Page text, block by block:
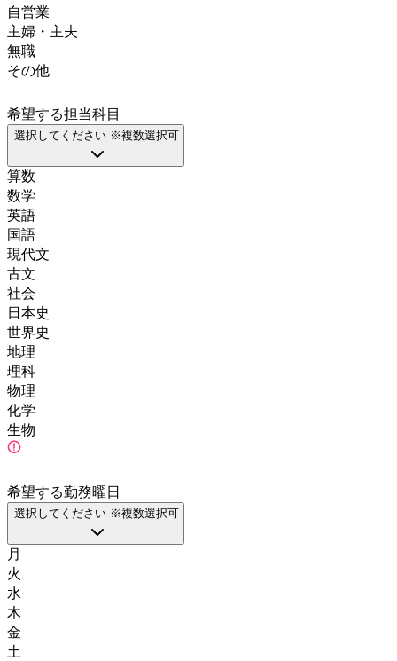
自営業
主婦・主夫
無職
その他
希望する担当科目
選択してください ※複数選択可
算数
数学
英語
国語
現代文
古文
社会
日本史
世界史
地理
理科
物理
化学
生物
希望する勤務曜日
選択してください ※複数選択可
月
火
水
木
金
土